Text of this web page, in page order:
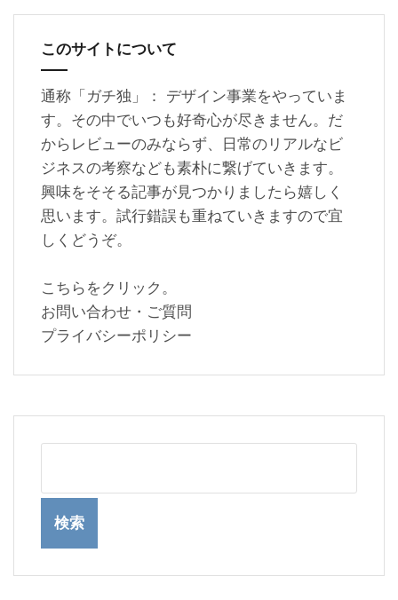
このサイトについて
通称「ガチ独」： デザイン事業をやっていま
す。その中でいつも好奇心が尽きません。だ
からレビューのみならず、日常のリアルなビ
ジネスの考察なども素朴に繋げていきます。
興味をそそる記事が見つかりましたら嬉しく
思います。試行錯誤も重ねていきますので宜
しくどうぞ。
こちらをクリック。
お問い合わせ・ご質問
プライバシーポリシー